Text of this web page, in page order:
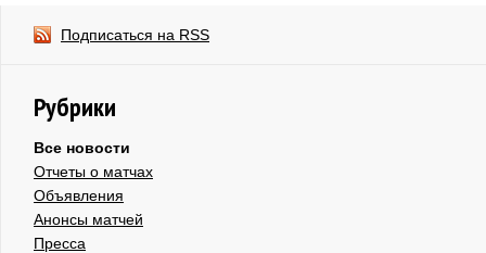
Подписаться на RSS
Рубрики
Все новости
Отчеты о матчах
Объявления
Анонсы матчей
Пресса